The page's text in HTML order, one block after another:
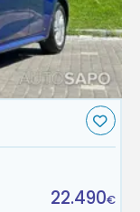
22.490€